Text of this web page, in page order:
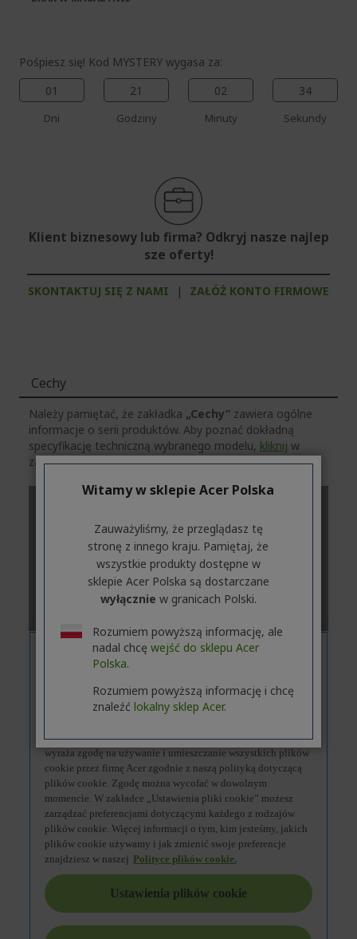
Pośpiesz się! Kod MYSTERY wygasa za:
01
Dni
21
Godziny
02
Minuty
34
Sekundy
Klient biznesowy lub firma? Odkryj nasze najlep
sze oferty!
SKONTAKTUJ SIĘ Z NAMI | ZAŁÓŻ KONTO FIRMOWE
Cechy
Należy pamiętać, że zakładka „Cechy” zawiera ogólne
informacje o serii produktów. Aby poznać dokładną
specyfikację techniczną wybranego modelu, kliknij w
zakładkę„Dane techniczne”.
Witamy w sklepie Acer Polska
Zauważyliśmy, że przeglądasz tę
stronę z innego kraju. Pamiętaj, że
wszystkie produkty dostępne w
sklepie Acer Polska są dostarczane
wyłącznie w granicach Polski.
Rozumiem powyższą informację, ale
nadal chcę wejść do sklepu Acer
Polska.
Rozumiem powyższą informację i chcę
znaleźć lokalny sklep Acer.